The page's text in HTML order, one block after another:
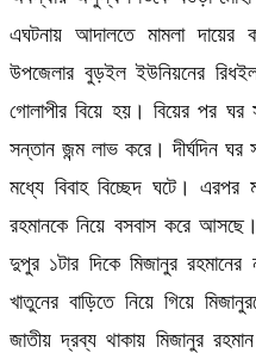
এঘটনায় আদালতে মামলা দায়ের
উপজেলার বুড়ইল ইউনিয়নের
গোলাপীর বিয়ে হয়। বিয়ের পর
সন্তান জন্ম লাভ করে। দীর্ঘদিন ঘর
মধ্যে বিবাহ বিচ্ছেদ ঘটে।
রহমানকে নিয়ে বসবাস করে
দুপুর ১টার দিকে মিজানুর রহমানের
খাতুনের বাড়িতে নিয়ে গিয়ে
জাতীয় দ্রব্য থাকায় মিজানুর